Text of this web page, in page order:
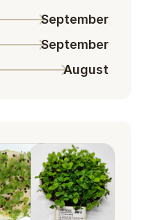
September
September
August